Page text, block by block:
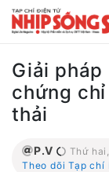
Giải pháp
chứng
thải
P.V
Thứ
Theo dõi Tạp chí